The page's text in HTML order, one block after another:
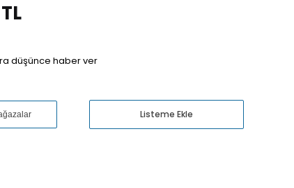
TL
düşünce haber ver
Listeme Ekle